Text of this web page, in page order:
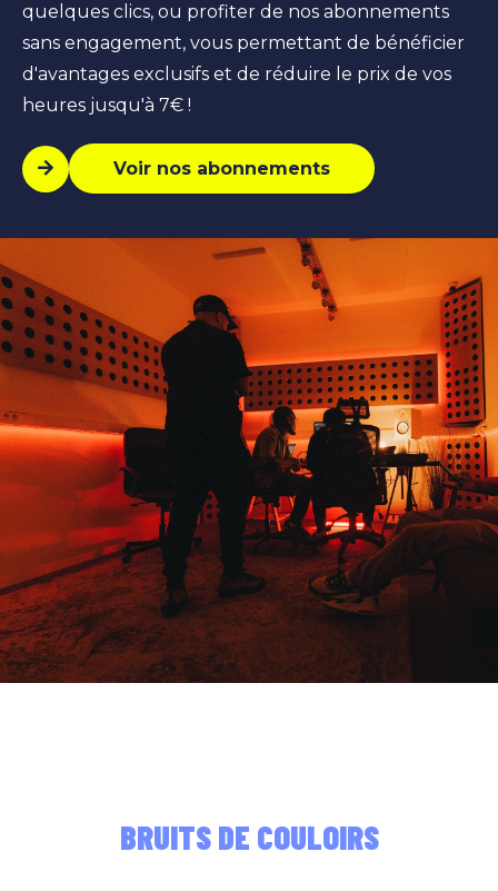
quelques clics, ou profiter de nos abonnements
sans engagement, vous permettant de bénéficier
d'avantages exclusifs et de réduire le prix de vos
heures jusqu'à 7€ !
Voir nos abonnements
BRUITS DE COULOIRS